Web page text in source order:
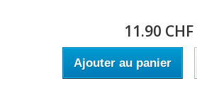
11.90 CHF
Ajouter au panier